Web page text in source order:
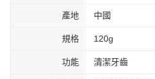
產地 中國
規格 120g
功能 清潔牙齒